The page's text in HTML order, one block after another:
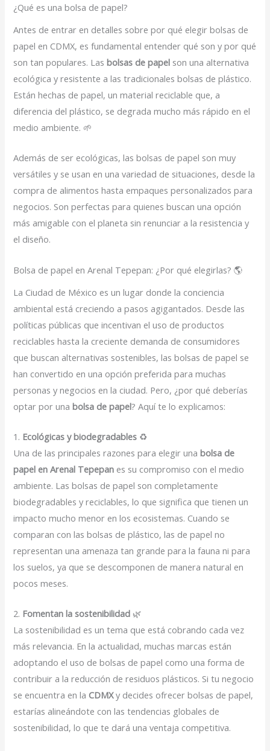
¿Qué es una bolsa de papel?
Antes de entrar en detalles sobre por qué elegir bolsas de
papel en CDMX, es fundamental entender qué son y por qué
son tan populares. Lasbolsas de papel son una alternativa
ecológica y resistente a las tradicionales bolsas de plástico.
Están hechas de papel, un material reciclable que, a
diferencia del plástico, se degrada mucho más rápido en el
medio ambiente. 🌱
Además de ser ecológicas, las bolsas de papel son muy
versátiles y se usan en una variedad de situaciones, desde la
compra de alimentos hasta empaques personalizados para
negocios. Son perfectas para quienes buscan una opción
más amigable con el planeta sin renunciar a la resistencia y
el diseño.
Bolsa de papel en Arenal Tepepan: ¿Por qué elegirlas? 🌎
La Ciudad de México es un lugar donde la conciencia
ambiental está creciendo a pasos agigantados. Desde las
políticas públicas que incentivan el uso de productos
reciclables hasta la creciente demanda de consumidores
que buscan alternativas sostenibles, las bolsas de papel se
han convertido en una opción preferida para muchas
personas y negocios en la ciudad. Pero, ¿por qué deberías
optar por unabolsa de papel? Aquí te lo explicamos:
1. Ecológicas y biodegradables ♻️
Una de las principales razones para elegir unabolsa de
papel en Arenal Tepepan es su compromiso con el medio
ambiente. Las bolsas de papel son completamente
biodegradables y reciclables, lo que significa que tienen un
impacto mucho menor en los ecosistemas. Cuando se
comparan con las bolsas de plástico, las de papel no
representan una amenaza tan grande para la fauna ni para
los suelos, ya que se descomponen de manera natural en
pocos meses.
2. Fomentan la sostenibilidad 🌿
La sostenibilidad es un tema que está cobrando cada vez
más relevancia. En la actualidad, muchas marcas están
adoptando el uso de bolsas de papel como una forma de
contribuir a la reducción de residuos plásticos. Si tu negocio
se encuentra en la CDMXy decides ofrecer bolsas de papel,
estarías alineándote con las tendencias globales de
sostenibilidad, lo que te dará una ventaja competitiva.